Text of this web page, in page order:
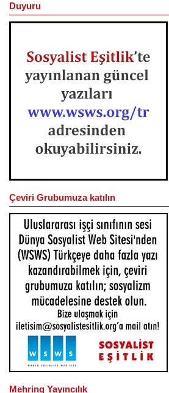
Duyuru
Çeviri Grubumuza katılın
Mehring Yayıncılık